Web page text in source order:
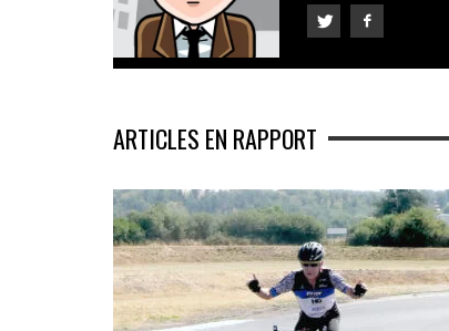
ARTICLES EN RAPPORT